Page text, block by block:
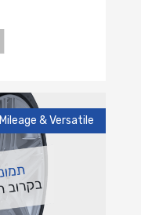
Mileage & Versatile